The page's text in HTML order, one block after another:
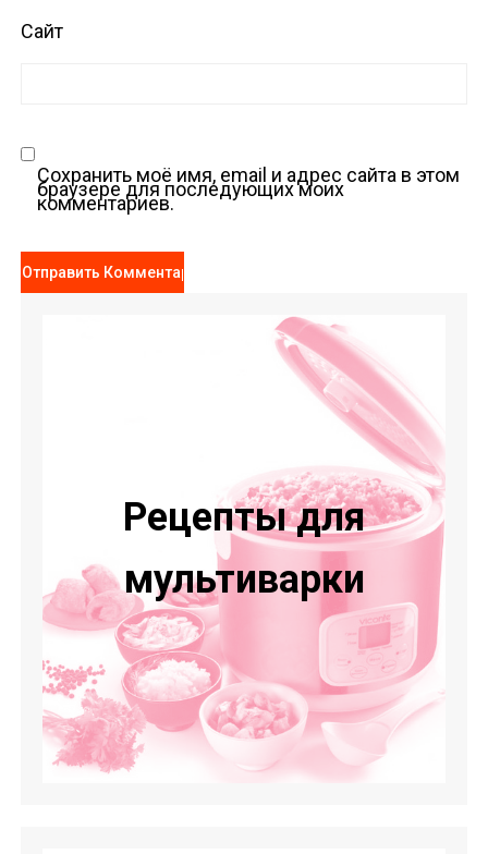
Сайт
Сохранить моё имя, email и адрес сайта в этом
браузере для последующих моих
комментариев.
Рецепты для
мультиварки